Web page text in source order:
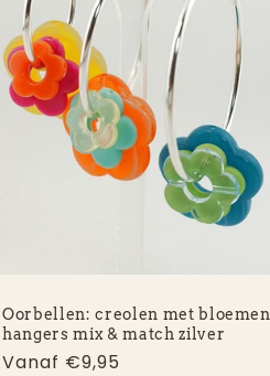
Oorbellen: creolen met bloemen
hangers mix & match zilver
Normale
Vanaf €9,95